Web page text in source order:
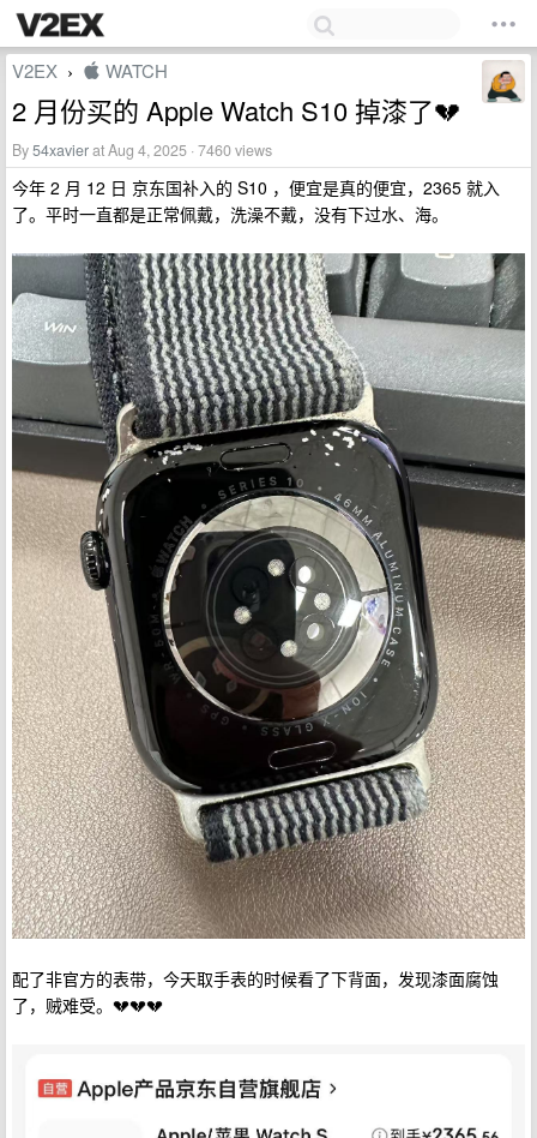
V2EX ›  WATCH
2 月份买的 Apple Watch S10 掉漆了💔
By54xavierat Aug 4, 2025 · 7460 views
今年 2 月 12 日 京东国补入的 S10 ，便宜是真的便宜，2365 就入
了。平时一直都是正常佩戴，洗澡不戴，没有下过水、海。
配了非官方的表带，今天取手表的时候看了下背面，发现漆面腐蚀
了，贼难受。💔💔💔